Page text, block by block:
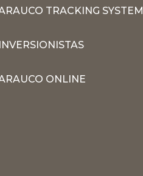
TRACKING SYSTEM
INVERSIONISTAS
ONLINE